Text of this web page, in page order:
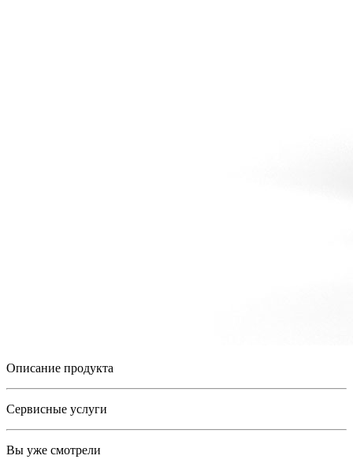
Описание продукта
Сервисные услуги
Вы уже смотрели